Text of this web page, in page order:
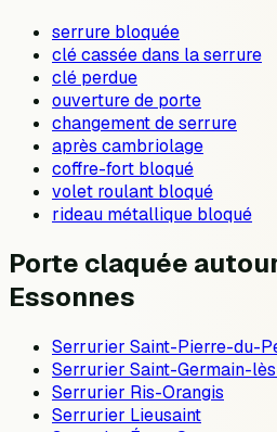
serrure bloquée
clé cassée dans la serrure
clé perdue
ouverture de porte
changement de serrure
après cambriolage
coffre-fort bloqué
volet roulant bloqué
rideau métallique bloqué
Porte claquée
Essonnes
Serrurier Saint-Pierre-du-
Serrurier Saint-Germain-
Serrurier Ris-Orangis
Serrurier Lieusaint